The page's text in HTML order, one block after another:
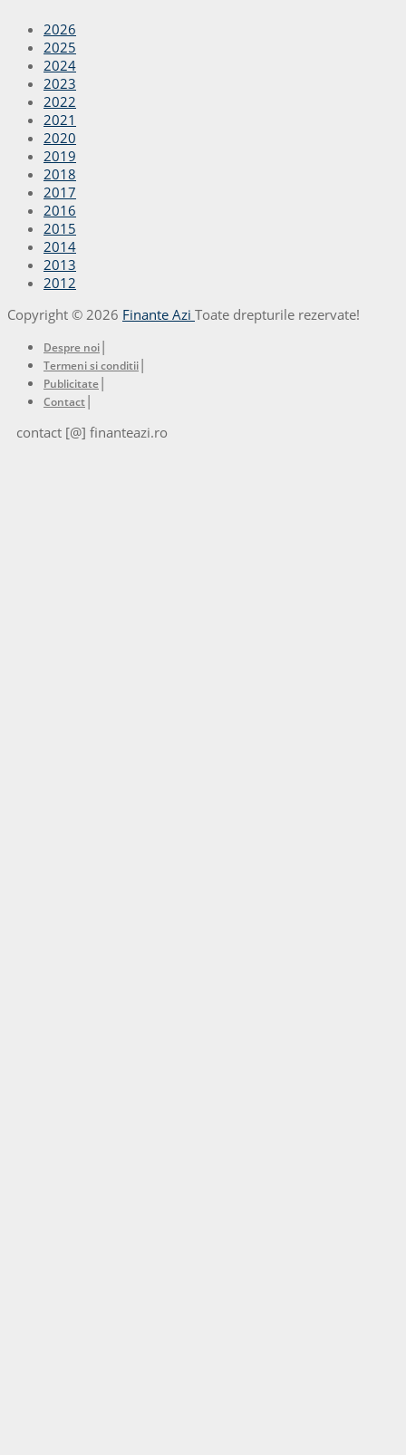
2026
2025
2024
2023
2022
2021
2020
2019
2018
2017
2016
2015
2014
2013
2012
Copyright © 2026 Finante Azi Toate drepturile rezervate!
Despre noi|
Termeni si conditii|
Publicitate|
Contact|
contact [@] finanteazi.ro